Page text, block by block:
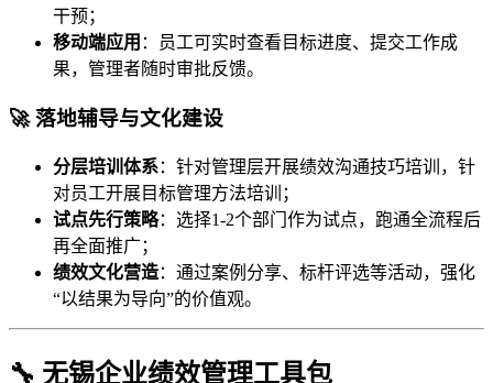
干预；
移动端应用 ：员工可实时查看目标进度、提交工作成
果，管理者随时审批反馈。
🚀 落地辅导与文化建设
分层培训体系：针对管理层开展绩效沟通技巧培训，针
对员工开展目标管理方法培训；
试点先行策略：选择1-2个部门作为试点，跑通全流程后
再全面推广；
绩效文化营造：通过案例分享、标杆评选等活动，强化
“以结果为导向”的价值观。
🔧 无锡企业绩效管理工具包